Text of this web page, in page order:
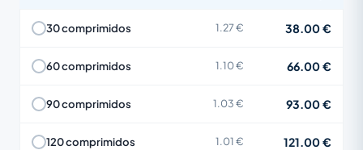
30 comprimidos 1.27 € 38.00 €
60 comprimidos 1.10 € 66.00 €
90 comprimidos 1.03 € 93.00 €
120 comprimidos 1.01 € 121.00 €